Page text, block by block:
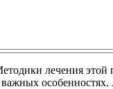
лечения этой